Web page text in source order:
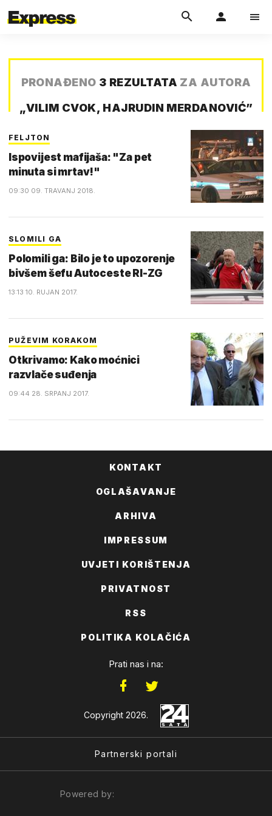
PRONAĐENO 3 REZULTATA ZA AUTORA
„VILIM CVOK, HAJRUDIN MERDANOVIĆ”
FELJTON
Ispovijest mafijaša: "Za pet
minuta si mrtav!"
09:30 09. TRAVANJ 2018.
SLOMILI GA
Polomili ga: Bilo je to upozorenje
bivšem šefu Autoceste RI-ZG
13:13 10. RUJAN 2017.
PUŽEVIM KORAKOM
Otkrivamo: Kako moćnici
razvlače suđenja
09:44 28. SRPANJ 2017.
KONTAKT
OGLAŠAVANJE
ARHIVA
IMPRESSUM
UVJETI KORIŠTENJA
PRIVATNOST
RSS
POLITIKA KOLAČIĆA
Prati nas i na:
Copyright 2026.
Partnerski portali
Powered by: